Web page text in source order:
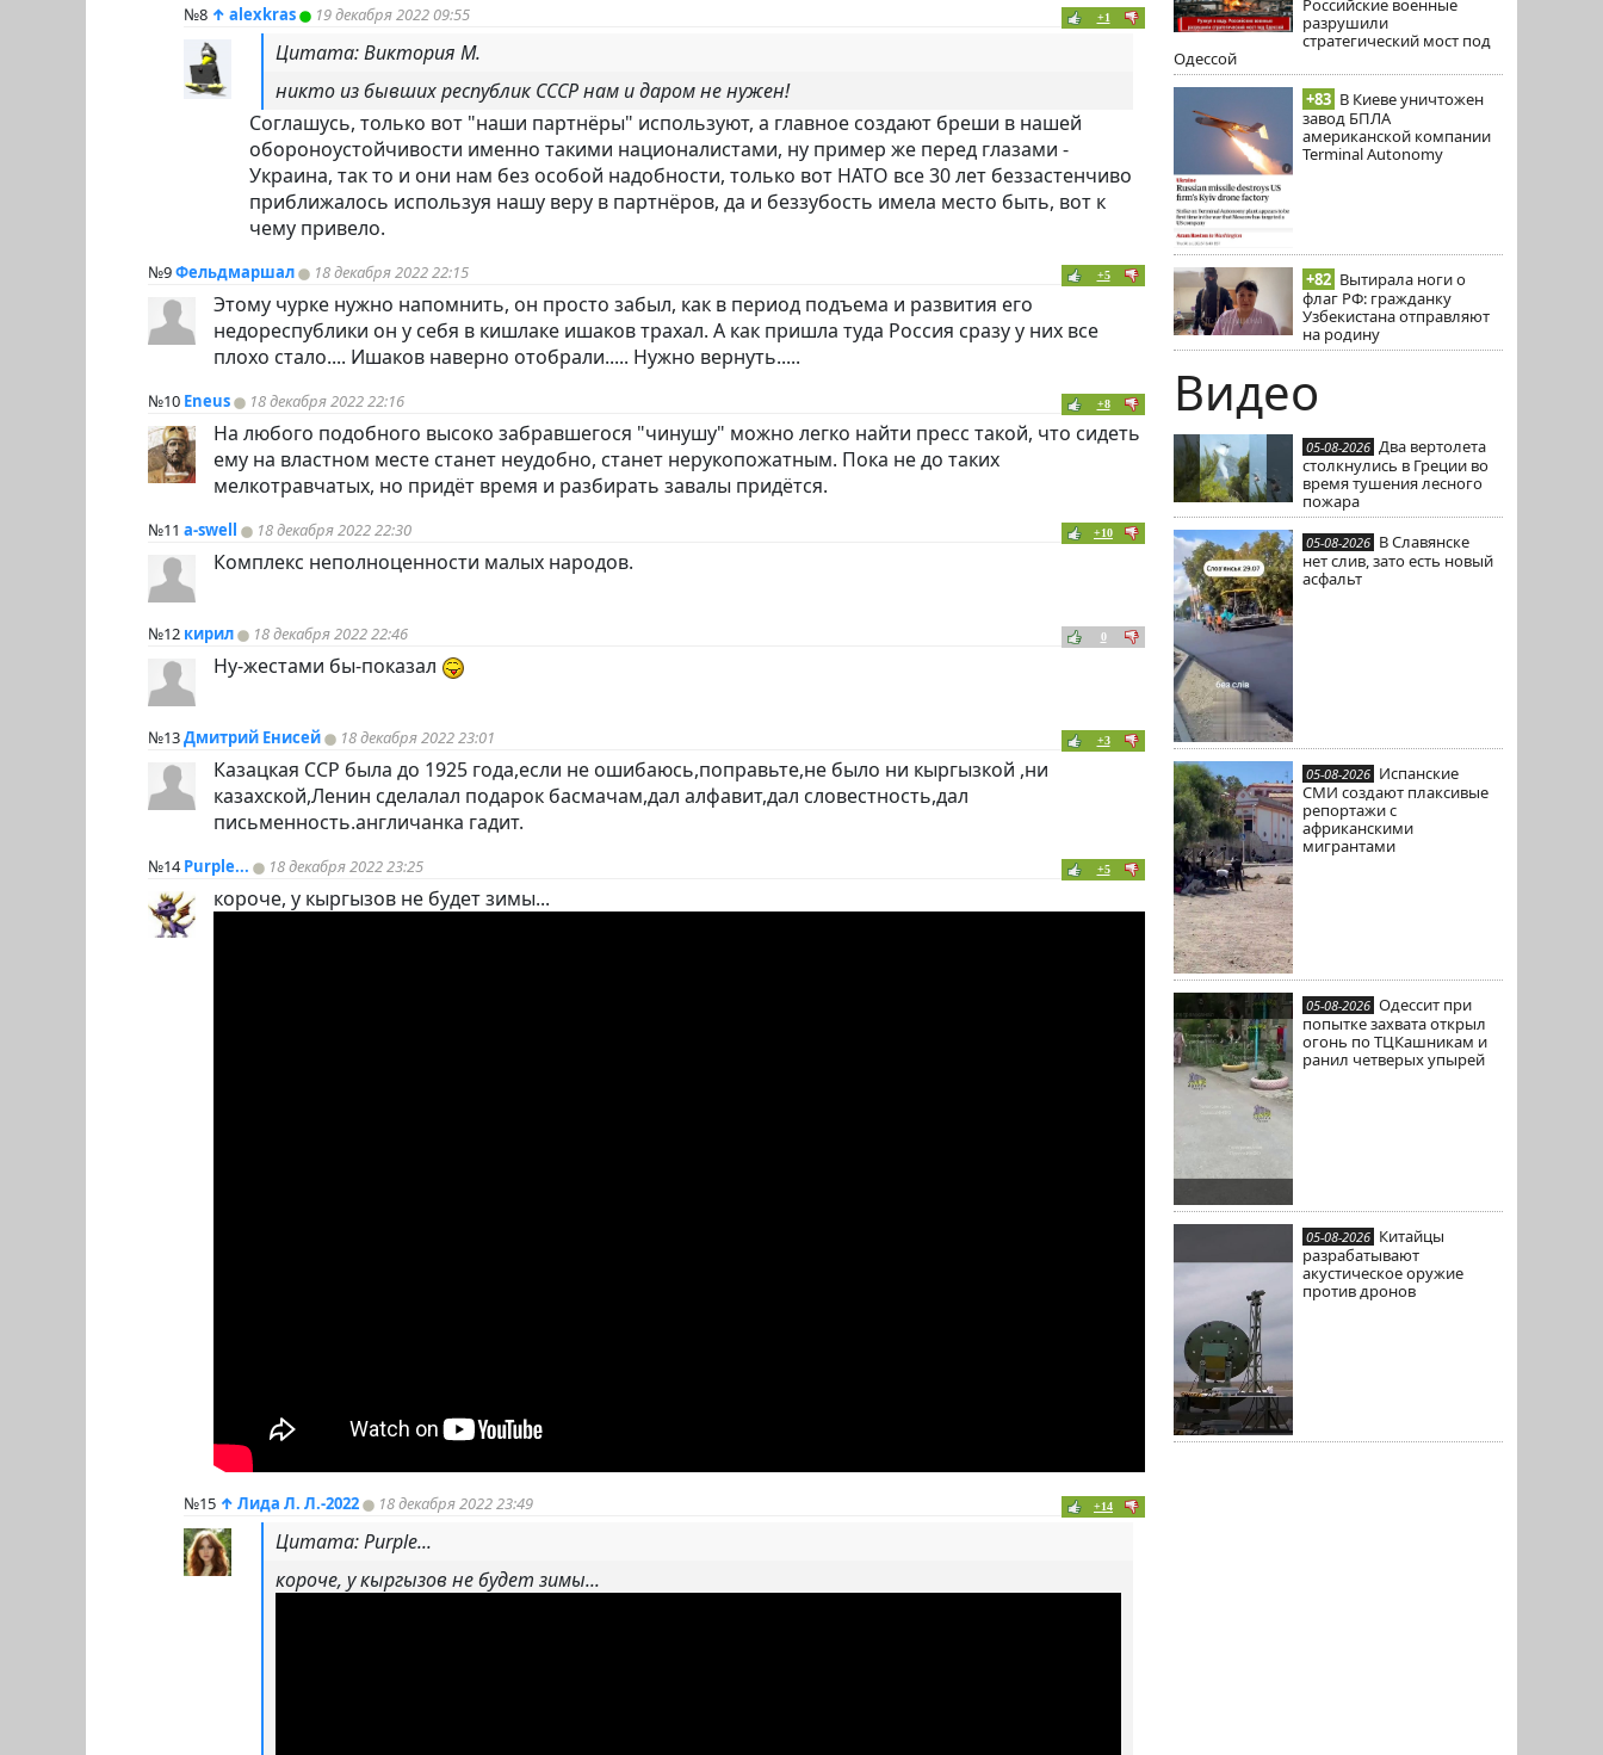
Российские военные
разрушили
стратегический мост под
Одессой
+83 В Киеве уничтожен
завод БПЛА
американской компании
Terminal Autonomy
+82 Вытирала ноги о
флаг РФ: гражданку
Узбекистана отправляют
на родину
Видео
05-08-2026 Два вертолета
столкнулись в Греции во
время тушения лесного
пожара
05-08-2026 В Славянске
нет слив, зато есть новый
асфальт
05-08-2026 Испанские
СМИ создают плаксивые
репортажи с
африканскими
мигрантами
05-08-2026 Одессит при
попытке захвата открыл
огонь по ТЦКашникам и
ранил четверых упырей
05-08-2026 Китайцы
разрабатывают
акустическое оружие
против дронов
№8 ↑ alexkras 19 декабря 2022 09:55 +1
Цитата: Виктория М.
никто из бывших республик СССР нам и даром не нужен!
Соглашусь, только вот "наши партнёры" используют, а главное создают бреши в нашей
обороноустойчивости именно такими националистами, ну пример же перед глазами -
Украина, так то и они нам без особой надобности, только вот НАТО все 30 лет беззастенчиво
приближалось используя нашу веру в партнёров, да и беззубость имела место быть, вот к
чему привело.
№9Фельдмаршал 18 декабря 2022 22:15 +5
Этому чурке нужно напомнить, он просто забыл, как в период подъема и развития его
недореспублики он у себя в кишлаке ишаков трахал. А как пришла туда Россия сразу у них все
плохо стало.... Ишаков наверно отобрали..... Нужно вернуть.....
№10 Eneus 18 декабря 2022 22:16 +8
На любого подобного высоко забравшегося "чинушу" можно легко найти пресс такой, что сидеть
ему на властном месте станет неудобно, станет нерукопожатным. Пока не до таких
мелкотравчатых, но придёт время и разбирать завалы придётся.
№11 a-swell 18 декабря 2022 22:30 +10
Комплекс неполноценности малых народов.
№12 кирил 18 декабря 2022 22:46 0
Ну-жестами бы-показал
№13Дмитрий Енисей 18 декабря 2022 23:01 +3
Казацкая ССР была до 1925 года,если не ошибаюсь,поправьте,не было ни кыргызкой ,ни
казахской,Ленин сделалал подарок басмачам,дал алфавит,дал словестность,дал
письменность.англичанка гадит.
№14Purple... 18 декабря 2022 23:25 +5
короче, у кыргызов не будет зимы...
№15 ↑ Лида Л. Л.-2022 18 декабря 2022 23:49 +14
Цитата: Purple...
короче, у кыргызов не будет зимы...